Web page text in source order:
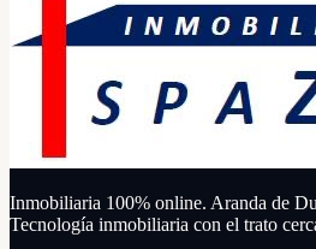
Inmobiliaria 100% online. Aranda de
Tecnología inmobiliaria con el trato